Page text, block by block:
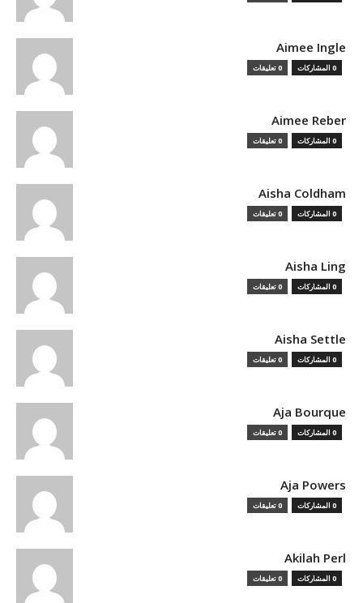
Aimee Ingle
0 المشاركات 0 تعليقات
Aimee Reber
0 المشاركات 0 تعليقات
Aisha Coldham
0 المشاركات 0 تعليقات
Aisha Ling
0 المشاركات 0 تعليقات
Aisha Settle
0 المشاركات 0 تعليقات
Aja Bourque
0 المشاركات 0 تعليقات
Aja Powers
0 المشاركات 0 تعليقات
Akilah Perl
0 المشاركات 0 تعليقات